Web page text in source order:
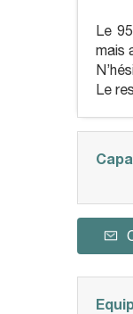
Le
mais
Le